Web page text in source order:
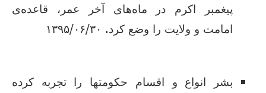
پیغمبر اکرم در ماه‌های آخر عمر، قاعده‌ی
امامت و ولایت را وضع کرد. ۱۳۹۵/۰۶/۳۰
بشر انواع و اقسام حکومتها را تجربه کرده